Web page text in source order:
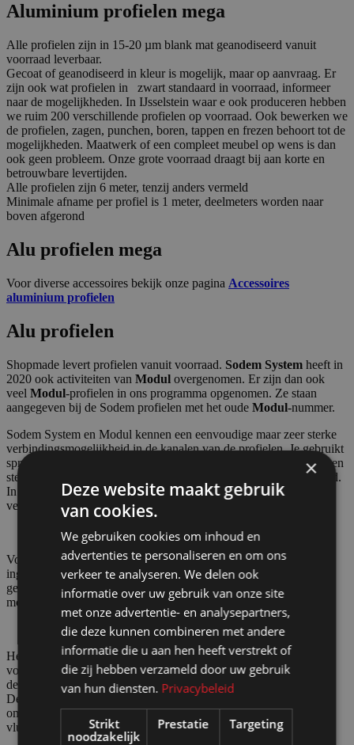
Aluminium profielen mega
Alle profielen zijn in 15-20 µm blank mat geanodiseerd vanuit
voorraad leverbaar.
Gecoat of geanodiseerd in kleur is mogelijk, maar op aanvraag. Er
zijn ook wat profielen in zwart standaard in voorraad, informeer
naar de mogelijkheden. In IJsselstein waar e ook produceren hebben
we ruim 200 verschillende profielen op voorraad. Ook bewerken we
de profielen, zagen, punchen, boren, tappen en frezen behoort tot de
mogelijkheden. Maatwerk of een compleet meubel op wens is dan
ook geen probleem. Onze grote voorraad draagt bij aan korte en
betrouwbare levertijden.
Alle profielen zijn 6 meter, tenzij anders vermeld
Minimale afname per profiel is 1 meter, deelmeters worden naar
boven afgerond
Alu profielen mega
Voor diverse accessoires bekijk onze pagina Accessoires
aluminium profielen
Alu profielen
Shopmade levert profielen vanuit voorraad. Sodem System heeft in
2020 ook activiteiten van Modul overgenomen. Er zijn dan ook
veel Modul-profielen in ons programma opgenomen. Ze staan
aangegeven bij de Sodem profielen met het oude Modul-nummer.
Sodem System en Modul kennen een eenvoudige maar zeer sterke
verbindingsmogelijkheid in de kanalen van de profielen. Je gebruikt
spreidklemmen die de naam CBX dragen. Door aandraaien van een
stelschroef met een inbus sleutel maak je de verbindingen werkend.
In verband met verschillend maten profielen zijn er ook
verschillende breedtes CBX leverbaar.
Voor de verbinder TR1945 is er ook een mogelijkheid met een
ingebouwde klemmen te leveren. Naast het gemak dat er geen
gereedschap nodig is bespaar je ook nog eens 30% op de
montagetijd. Deze uitvoering heeft wel een iets langere levertijd.
Het programma aluminium profielen wordt voornamelijk ingezet
voor wanden en meubelen in standbouw, tentoonstellingsbouw,
decorbouw, winkelinterieur, reclame uitingen, doeken en displays.
De profielen zijn ook uitermate geschikt om in te zetten voor
ombouw van machines, tijdelijke wandafscheidingen, priklocaties,
vluchtelingenopvang enz.
×
Deze website maakt gebruik
van cookies.
We gebruiken cookies om inhoud en
advertenties te personaliseren en om ons
verkeer te analyseren. We delen ook
informatie over uw gebruik van onze site
met onze advertentie- en analysepartners,
die deze kunnen combineren met andere
informatie die u aan hen heeft verstrekt of
die zij hebben verzameld door uw gebruik
van hun diensten. Privacybeleid
Strikt
noodzakelijk
Prestatie Targeting